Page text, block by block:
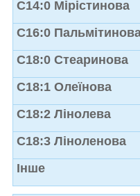
C14:0 Мірістинова
C16:0
C18:0 Стеаринова
C18:1 Олеїнова
C18:2 Лінолева
C18:3 Ліноленова
Інше